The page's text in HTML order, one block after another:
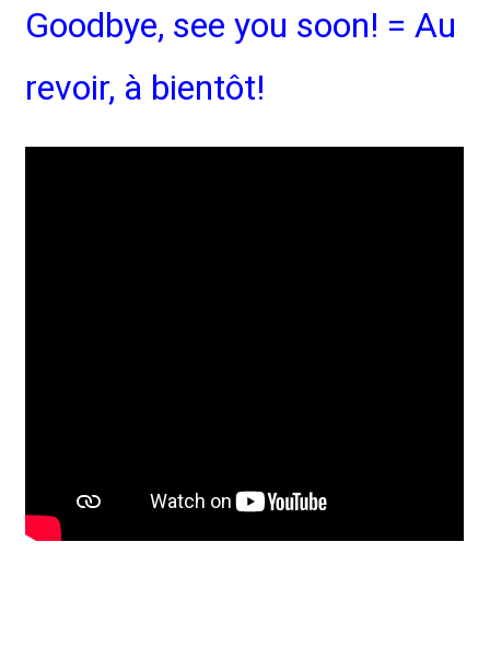
Goodbye, see you soon! = Au
revoir, à bientôt!